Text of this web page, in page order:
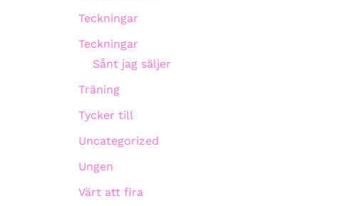
Teckningar
Teckningar
Sånt jag säljer
Träning
Tycker till
Uncategorized
Ungen
Värt att fira